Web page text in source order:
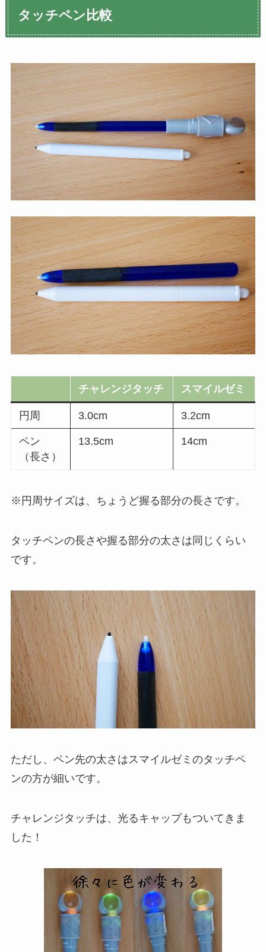
タッチペン比較
チャレンジタッチ スマイルゼミ
円周 3.0cm 3.2cm
ペン
（長さ）
13.5cm 14cm
※円周サイズは、ちょうど握る部分の長さです。
タッチペンの長さや握る部分の太さは同じくらい
です。
ただし、ペン先の太さはスマイルゼミのタッチペ
ンの方が細いです。
チャレンジタッチは、光るキャップもついてきま
した！